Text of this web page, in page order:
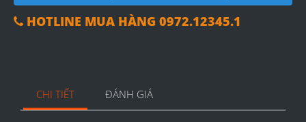
HOTLINE MUA HÀNG 0972.12345.1
CHI TIẾT ĐÁNH GIÁ